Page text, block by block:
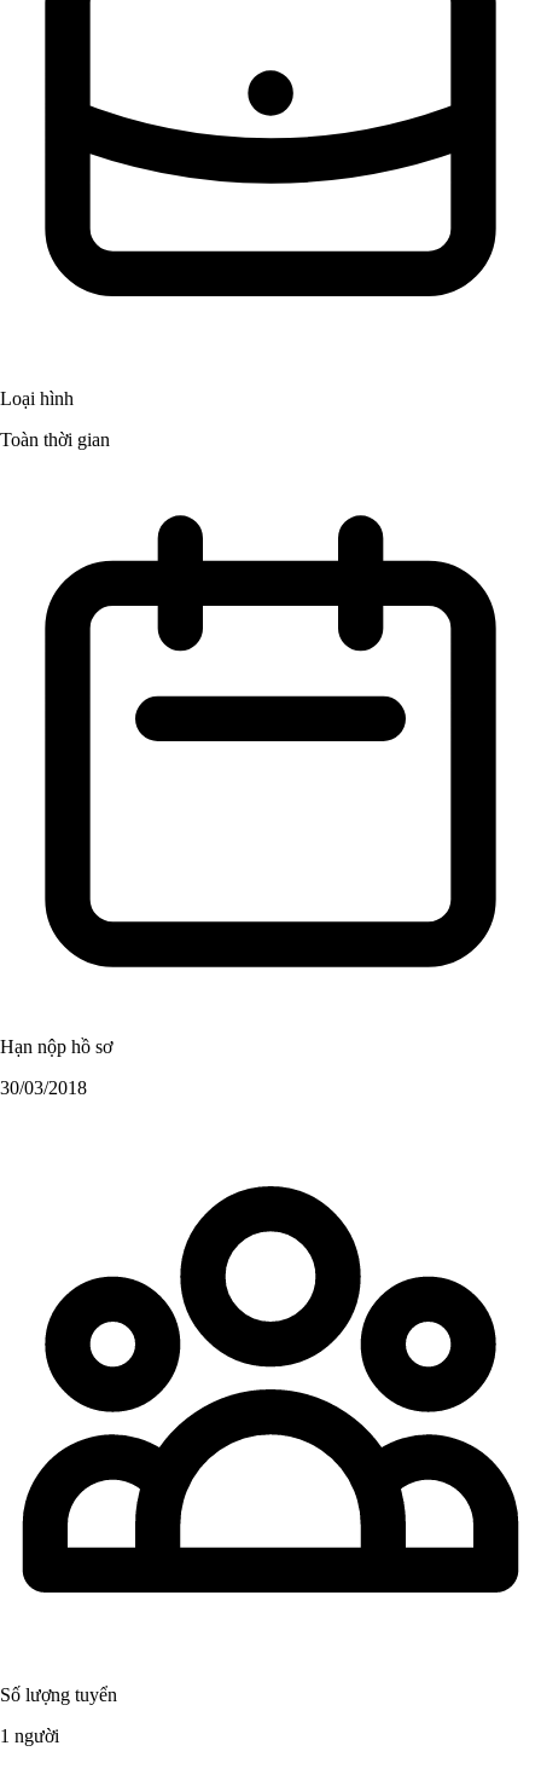
Loại hình
Toàn thời gian
Hạn nộp hồ sơ
30/03/2018
Số lượng tuyển
1 người